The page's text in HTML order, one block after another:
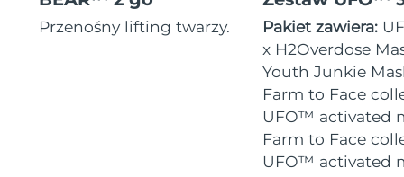
Przenośny lifting twarzy. Pakiet zawiera:
x H2Overdose
Youth Junkie
Farm to Face
UFO™ activated
Farm to Face
UFO™ activated